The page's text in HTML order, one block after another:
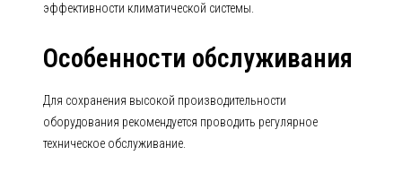
эффективности климатической системы.
Особенности обслуживания
Для сохранения высокой производительности
оборудования рекомендуется проводить регулярное
техническое обслуживание.